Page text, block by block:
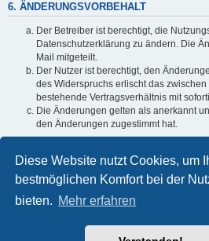
Diese Website nutzt Cookies, um
bestmöglichen Komfort bei der
bieten. Mehr erfahren
6. ÄNDERUNGSVORBEHALT
Der Betreiber ist berechtigt, die
Datenschutzerklärung zu ändern. Die
Mail mitgeteilt.
Der Nutzer ist berechtigt, den
des Widerspruchs erlischt das
bestehende Vertragsverhältnis mit
Die Änderungen gelten als anerkannt
den Änderungen zugestimmt hat.
Informationen über den Umgang mit
in der Datenschutzerklärung enthalten.
Foren-Übersicht